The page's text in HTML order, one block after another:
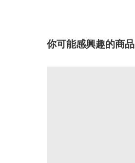
你可能感興趣的商品